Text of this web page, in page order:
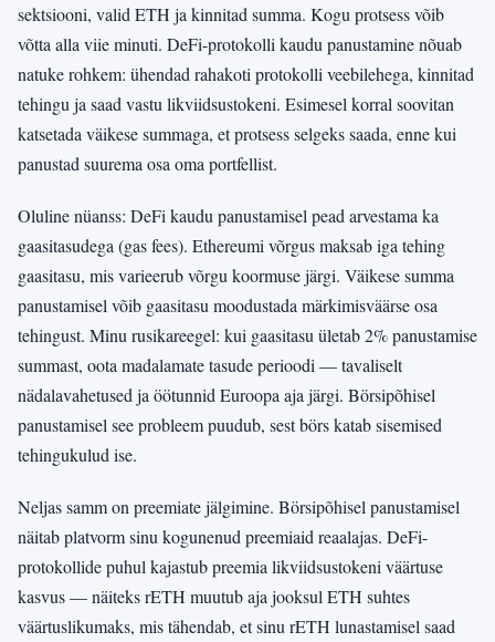
sektsiooni, valid ETH ja kinnitad summa. Kogu protsess võib
võtta alla viie minuti. DeFi-protokolli kaudu panustamine nõuab
natuke rohkem: ühendad rahakoti protokolli veebilehega, kinnitad
tehingu ja saad vastu likviidsustokeni. Esimesel korral soovitan
katsetada väikese summaga, et protsess selgeks saada, enne kui
panustad suurema osa oma portfellist.
Oluline nüanss: DeFi kaudu panustamisel pead arvestama ka
gaasitasudega (gas fees). Ethereumi võrgus maksab iga tehing
gaasitasu, mis varieerub võrgu koormuse järgi. Väikese summa
panustamisel võib gaasitasu moodustada märkimisväärse osa
tehingust. Minu rusikareegel: kui gaasitasu ületab 2% panustamise
summast, oota madalamate tasude perioodi — tavaliselt
nädalavahetused ja öötunnid Euroopa aja järgi. Börsipõhisel
panustamisel see probleem puudub, sest börs katab sisemised
tehingukulud ise.
Neljas samm on preemiate jälgimine. Börsipõhisel panustamisel
näitab platvorm sinu kogunenud preemiaid reaalajas. DeFi-
protokollide puhul kajastub preemia likviidsustokeni väärtuse
kasvus — näiteks rETH muutub aja jooksul ETH suhtes
väärtuslikumaks, mis tähendab, et sinu rETH lunastamisel saad